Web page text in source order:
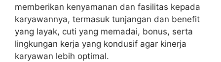
memberikan kenyamanan dan fasilitas kepada
karyawannya, termasuk tunjangan dan benefit
yang layak, cuti yang memadai, bonus, serta
lingkungan kerja yang kondusif agar kinerja
karyawan lebih optimal.